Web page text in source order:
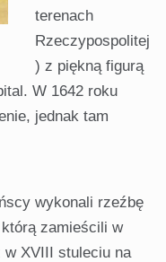
terenach
Rzeczypospolitej
) z piękną figurą
W 1642 roku
jednak tam
wykonali rzeźbę
zamieścili w
w XVIII stuleciu na